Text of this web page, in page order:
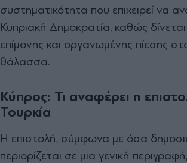
συστηματικότητα που επιχειρεί να
Κυπριακή Δημοκρατία, καθώς δίνεται
επίμονης και οργανωμένης πίεσης
θάλασσα.
Κύπρος: Τι αναφέρει η
Τουρκία
Η επιστολή, σύμφωνα με όσα
περιορίζεται σε μια γενική